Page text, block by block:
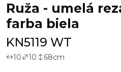
Ruža - umelá
farba biela
KN5119 WT
10 10 68cm